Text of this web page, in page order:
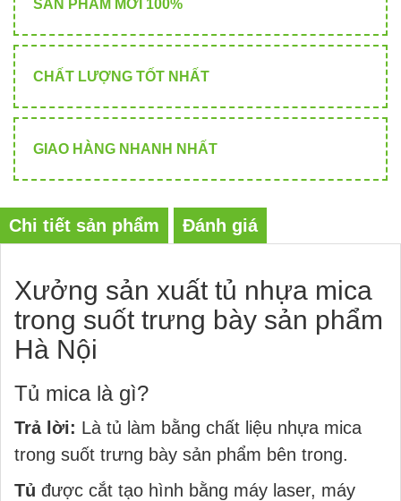
SẢN PHẨM MỚI 100%
CHẤT LƯỢNG TỐT NHẤT
GIAO HÀNG NHANH NHẤT
Chi tiết sản phẩm Đánh giá
Xưởng sản xuất tủ nhựa mica
trong suốt trưng bày sản phẩm
Hà Nội
Tủ mica là gì?
Trả lời: Là tủ làm bằng chất liệu nhựa mica
trong suốt trưng bày sản phẩm bên trong.
Tủ được cắt tạo hình bằng máy laser, máy